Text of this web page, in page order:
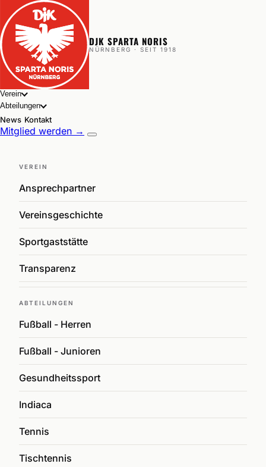
DJK SPARTA NORIS
NÜRNBERG · SEIT 1918
Verein
Abteilungen
News Kontakt
Mitglied werden →
VEREIN
Ansprechpartner
Vereinsgeschichte
Sportgaststätte
Transparenz
ABTEILUNGEN
Fußball - Herren
Fußball - Junioren
Gesundheitssport
Indiaca
Tennis
Tischtennis